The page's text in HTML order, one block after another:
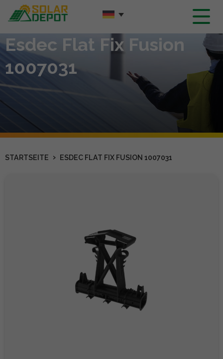
Hauptinhalt
Esdec Flat Fix Fusion
1007031
STARTSEITE › ESDEC FLAT FIX FUSION 1007031